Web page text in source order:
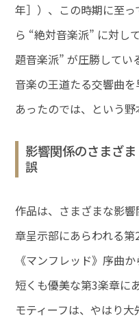
年］）、この時期に至
ら “絶対音楽派” に対し
題音楽派” が圧勝してい
音楽の王道たる交響曲
あったのでは、という野
影響関係のさまざ
誤
作品は、さまざまな影
章呈示部にあらわれる
《マンフレッド》序曲
短くも優美な第3楽章に
モティーフは、やはり